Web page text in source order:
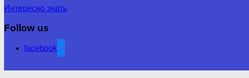
Интересно знать
Follow us
facebook